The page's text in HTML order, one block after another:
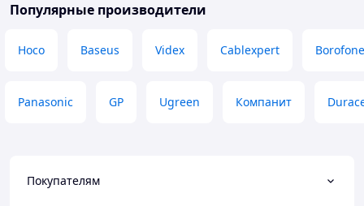
Популярные производители
Hoco Baseus Videx Cablexpert Borofone
Panasonic GP Ugreen Компанит
Покупателям